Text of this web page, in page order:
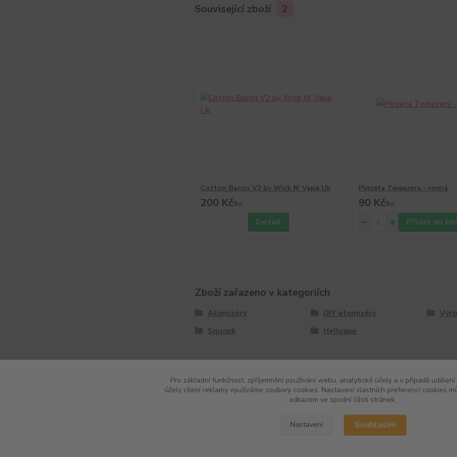
Související zboží 2
Cotton Bacon V2 by Wick N' Vape Uk
200 Kč/ks
Detail
Pinzeta Tweezers - rovná
90 Kč/ks
Přidat do
Zboží zařazeno v kategoriích
Atomizéry DIY atomizéry
Squonk
Hellvape
Pro základní funkčnost, zpříjemnění používání webu, analytické účely a v případě
účely cílení reklamy využíváme soubory cookies. Nastavení vlastních preferencí cookies
odkazem ve spodní části stránek.
Nastavení Souhlasím